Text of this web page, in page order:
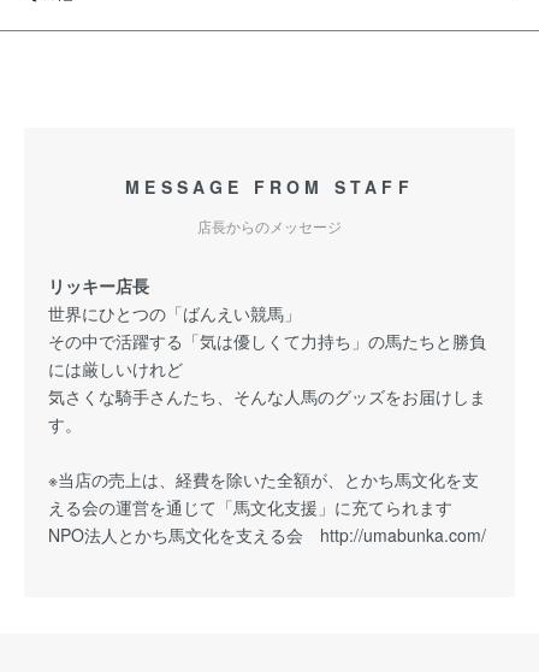
MESSAGE FROM STAFF
店長からのメッセージ
リッキー店長
世界にひとつの「ばんえい競馬」
その中で活躍する「気は優しくて力持ち」の馬たちと勝負
には厳しいけれど
気さくな騎手さんたち、そんな人馬のグッズをお届けしま
す。
※当店の売上は、経費を除いた全額が、とかち馬文化を支
える会の運営を通じて「馬文化支援」に充てられます
NPO法人とかち馬文化を支える会 http://umabunka.com/